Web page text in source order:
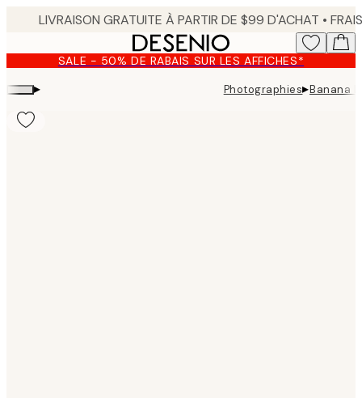
content.SALE - 50% DE RABAIS SUR LES AFFICHES*
▸ Photographies▸Banana